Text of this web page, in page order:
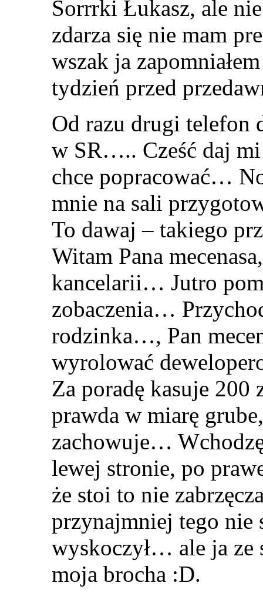
Sorrrki Łukasz, ale
zdarza się nie mam
wszak ja
tydzień przed
Od razu drugi telefon
w SR….. Cześć daj
chce popracować…
mnie na sali
To dawaj – takiego
Witam Pana
kancelarii… Jutro
zobaczenia…
rodzinka…, Pan
wyrolować
Za poradę kasuje 200
prawda w miarę
zachowuje…
lewej stronie, po
że stoi to nie
przynajmniej tego nie
wyskoczył… ale ja ze
moja brocha :D.